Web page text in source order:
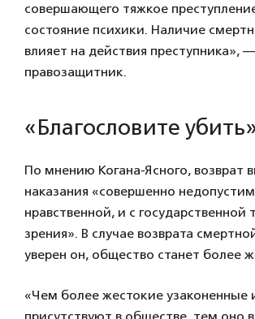
совершающего тяжкое
состояние психики. Наличие
влияет на действия преступника»,
правозащитник.
«Благословите
По мнению Когана-Ясного, возврат
наказания «совершенно
нравственной, и с государственной
зрения». В случае возврата
уверен он, общество станет более
«Чем более жестокие узаконенные